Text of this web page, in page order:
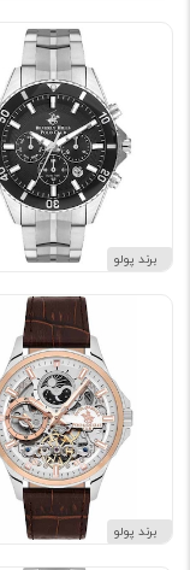
برند پولو
برند پولو